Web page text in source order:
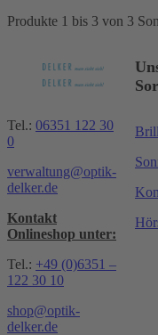
Produkte 1 bis 3 von 3
Tel.: 06351 122 30
0
verwaltung@optik-
delker.de
Kontakt
Onlineshop unter:
Tel.: +49 (0)6351 –
122 30 10
shop@optik-
delker.de